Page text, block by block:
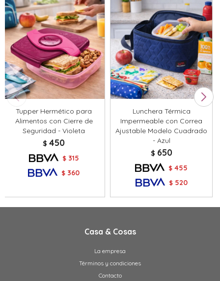
Tupper Hermético para
Alimentos con Cierre de
Seguridad - Violeta
$ 450
$ 315
$ 360
Lunchera Térmica
Impermeable con Correa
Ajustable Modelo Cuadrado
- Azul
$ 650
$ 455
$ 520
Casa & Cosas
La empresa
Términos y condiciones
Contacto